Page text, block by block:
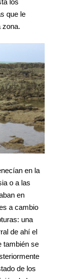
los
que le
zona.
en la
o a las
en
a cambio
una
de ahí el
también se
de los